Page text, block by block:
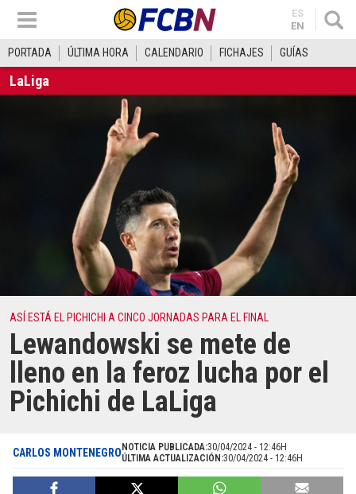
ES
EN
PORTADA ÚLTIMA HORA CALENDARIO FICHAJES GUÍAS
LaLiga
ASÍ ESTÁ EL PICHICHI A CINCO JORNADAS PARA EL FINAL
Lewandowski se mete de
lleno en la feroz lucha por el
Pichichi de LaLiga
CARLOS MONTENEGRO NOTICIA PUBLICADA:30/04/2024 - 12:46H
ÚLTIMA ACTUALIZACIÓN:30/04/2024 - 12:46H